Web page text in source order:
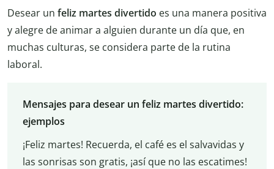
Desear un feliz martes divertido es una manera positiva
y alegre de animar a alguien durante un día que, en
muchas culturas, se considera parte de la rutina
laboral.
Mensajes para desear un feliz martes divertido:
ejemplos
¡Feliz martes! Recuerda, el café es el salvavidas y
las sonrisas son gratis, ¡así que no las escatimes!